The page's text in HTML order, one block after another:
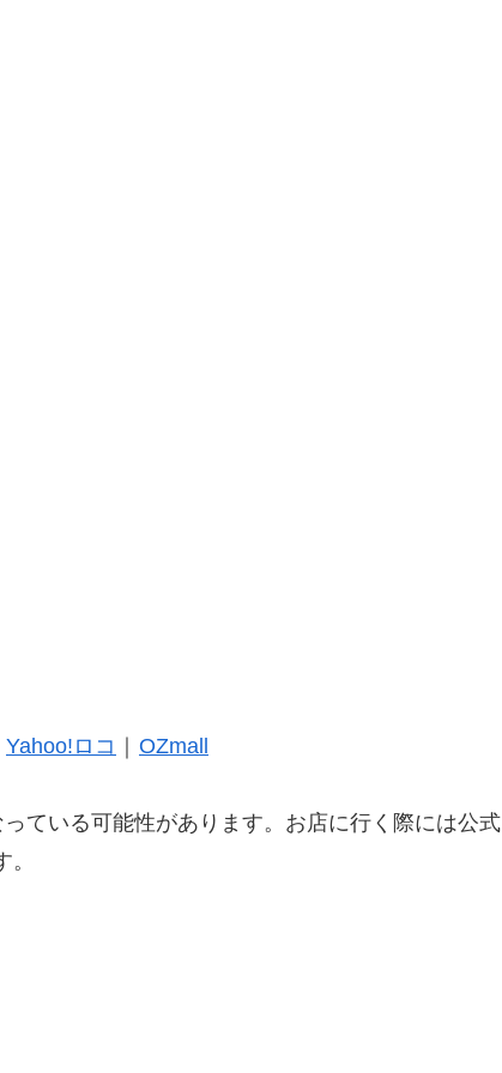
Yahoo!ロコ OZmall
ている可能性があります。お店に行く際には公式